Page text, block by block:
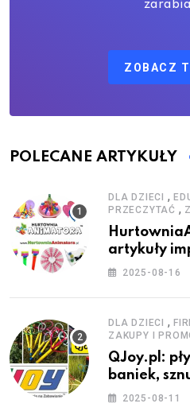
ZOBACZ
POLECANE ARTYKUŁY
DLA DZIECI ,
PRZECZYTAĆ ,
artykuły
stroje i
2025-08-16
DLA DZIECI ,
ZAKUPY I
QJoy.pl:
baniek,
zestawy do
2025-08-11